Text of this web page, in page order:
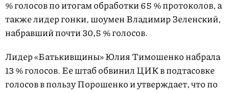
% голосов по итогам обработки 65 % протоколов, а
также лидер гонки, шоумен Владимир Зеленский,
набравший почти 30,5 % голосов.
Лидер «Батькивщины» Юлия Тимошенко набрала
13 % голосов. Ее штаб обвинил ЦИК в подтасовке
голосов в пользу Порошенко и утверждает, что по